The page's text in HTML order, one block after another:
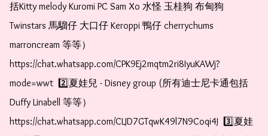
括Kitty melody Kuromi PC Sam Xo 水怪 玉桂狗 布甸狗
Twinstars 馬騮仔 大口仔 Keroppi 鴨仔 cherrychums
marroncream 等等）
https://chat.whatsapp.com/CPK9Ej2mqtm2ri8IyuKAWj?
mode=wwt  2️⃣夏娃兒 - Disney group (所有迪士尼卡通包括
Duffy Linabell 等等）
https://chat.whatsapp.com/CLJD7GTqwK49l7N9Coqi4J  3️⃣夏娃